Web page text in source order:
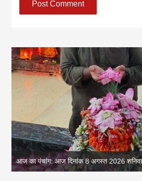
आज का पंचांग: आज दिनांक 8 अगस्त 2026